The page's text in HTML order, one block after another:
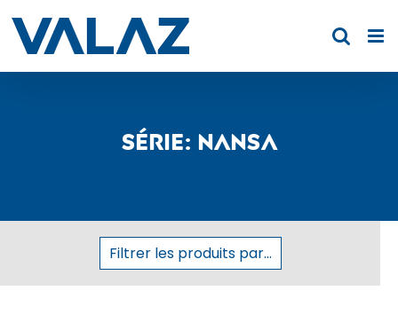
content
Série: Nansa
Filtrer les produits par...